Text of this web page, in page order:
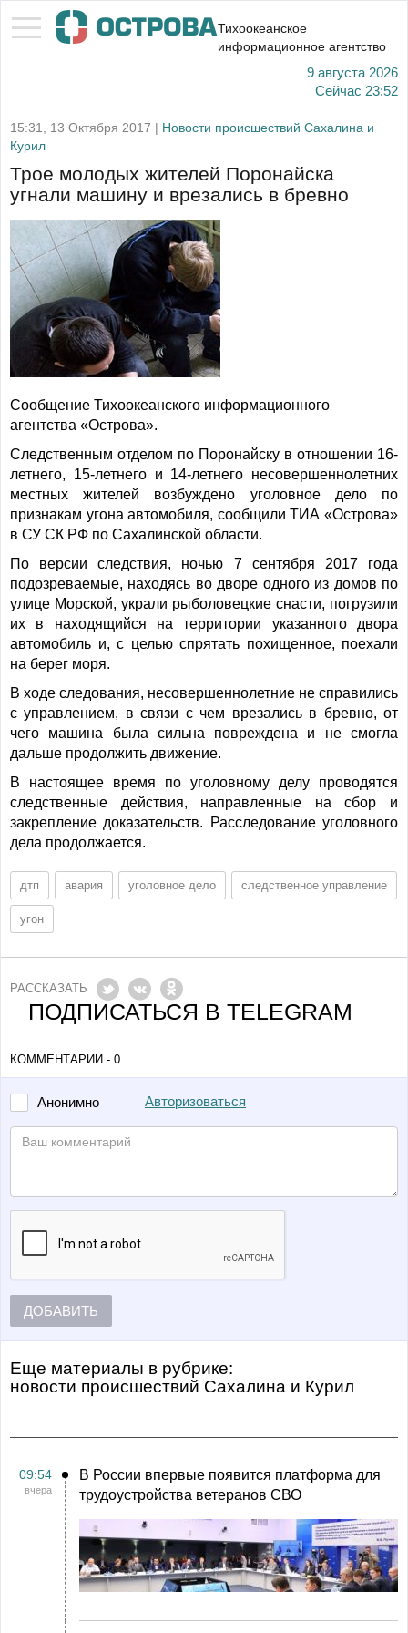
Тихоокеанское
информационное агентство
9 августа 2026
Сейчас 23:52
15:31, 13 Октября 2017 | Новости происшествий Сахалина и
Курил
Трое молодых жителей Поронайска
угнали машину и врезались в бревно
Сообщение Тихоокеанского информационного
агентства «Острова».
Следственным отделом по Поронайску в отношении 16-
летнего, 15-летнего и 14-летнего несовершеннолетних
местных жителей возбуждено уголовное дело по
признакам угона автомобиля, сообщили ТИА «Острова»
в СУ СК РФ по Сахалинской области.
По версии следствия, ночью 7 сентября 2017 года
подозреваемые, находясь во дворе одного из домов по
улице Морской, украли рыболовецкие снасти, погрузили
их в находящийся на территории указанного двора
автомобиль и, с целью спрятать похищенное, поехали
на берег моря.
В ходе следования, несовершеннолетние не справились
с управлением, в связи с чем врезались в бревно, от
чего машина была сильна повреждена и не смогла
дальше продолжить движение.
В настоящее время по уголовному делу проводятся
следственные действия, направленные на сбор и
закрепление доказательств. Расследование уголовного
дела продолжается.
дтп авария уголовное дело следственное управление
угон
РАССКАЗАТЬ
ПОДПИСАТЬСЯ В TELEGRAM
КОММЕНТАРИИ - 0
Анонимно Авторизоваться
ДОБАВИТЬ
Еще материалы в рубрике:
Новости происшествий Сахалина и Курил
09:54
вчера
В России впервые появится платформа для
трудоустройства ветеранов СВО